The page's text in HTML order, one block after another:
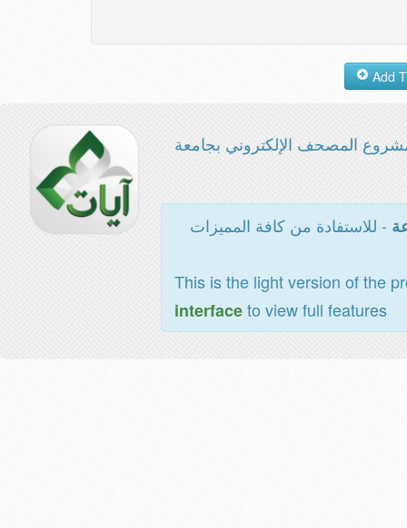
المصحف الإلكتروني بجامعة
- للاستفادة من كافة المميزات
This is the light version of the
interfaceto view full features